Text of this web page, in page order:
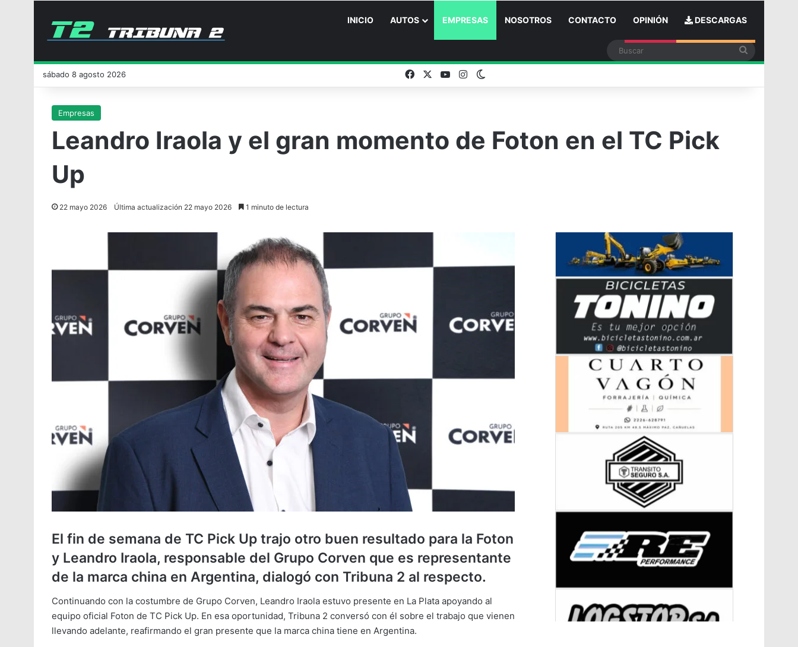
INICIO AUTOS EMPRESAS NOSOTROS CONTACTO OPINIÓN DESCARGAS
sábado 8 agosto 2026 FacebookYouTubeInstagramSwitch skin
Empresas
Leandro Iraola y el gran momento de Foton en el TC Pick
Up
22 mayo 2026 Última actualización 22 mayo 2026 1 minuto de lectura
El fin de semana de TC Pick Up trajo otro buen resultado para la Foton
y Leandro Iraola, responsable del Grupo Corven que es representante
de la marca china en Argentina, dialogó con Tribuna 2 al respecto.
Continuando con la costumbre de Grupo Corven, Leandro Iraola estuvo presente en La Plata apoyando al
equipo oficial Foton de TC Pick Up. En esa oportunidad, Tribuna 2 conversó con él sobre el trabajo que vienen
llevando adelante, reafirmando el gran presente que la marca china tiene en Argentina.